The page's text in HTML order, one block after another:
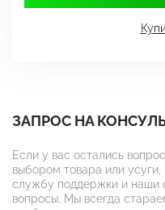
ЗАПРОС НА
Если у вас остались
выбором товара или
службу поддержки и наши
вопросы. Мы всегда